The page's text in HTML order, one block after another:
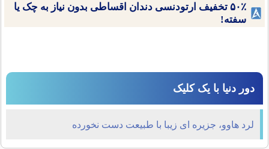
۵۰٪ تخفیف ارتودنسی دندان اقساطی بدون نیاز به چک یا
سفته!
دور دنیا با یک کلیک
لرد هاوو، جزیره ای زیبا با طبیعت دست نخورده